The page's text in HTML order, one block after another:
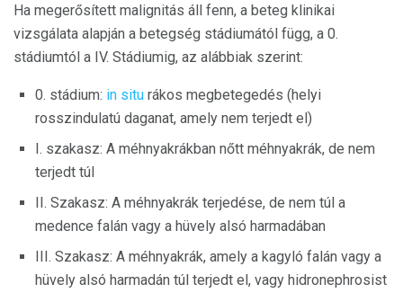
Ha megerősített malignitás áll fenn, a beteg klinikai
vizsgálata alapján a betegség stádiumától függ, a 0.
stádiumtól a IV. Stádiumig, az alábbiak szerint:
0. stádium: in situ rákos megbetegedés (helyi
rosszindulatú daganat, amely nem terjedt el)
I. szakasz: A méhnyakrákban nőtt méhnyakrák, de nem
terjedt túl
II. Szakasz: A méhnyakrák terjedése, de nem túl a
medence falán vagy a hüvely alsó harmadában
III. Szakasz: A méhnyakrák, amely a kagyló falán vagy a
hüvely alsó harmadán túl terjedt el, vagy hidronephrosist